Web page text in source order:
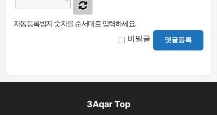
자동등록방지 숫자를 순서대로 입력하세요.
비밀글 댓글등록
3Aqar Top